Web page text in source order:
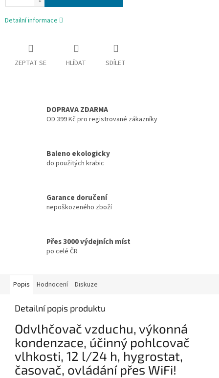
Detailní informace
ZEPTAT SE HLÍDAT SDÍLET
DOPRAVA ZDARMA
OD 399 Kč pro registrované zákazníky
Baleno ekologicky
do použitých krabic
Garance doručení
nepoškozeného zboží
Přes 3000 výdejních míst
po celé ČR
Popis Hodnocení Diskuze
Detailní popis produktu
Odvlhčovač vzduchu, výkonná
kondenzace, účinný pohlcovač
vlhkosti, 12 l/24 h, hygrostat,
časovač, ovládání přes WiFi!